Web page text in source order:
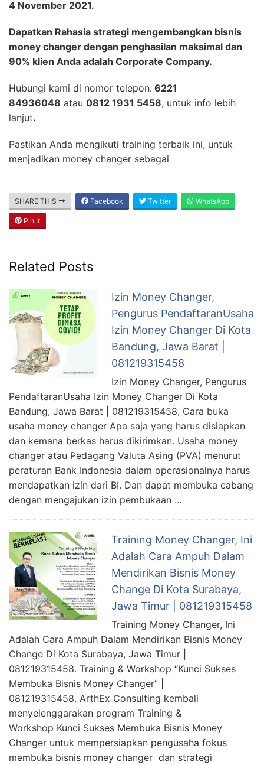
4 November 2021.
Dapatkan Rahasia strategi mengembangkan bisnis
money changer dengan penghasilan maksimal dan
90% klien Anda adalah Corporate Company.
Hubungi kami di nomor telepon: 6221
84936048 atau 0812 1931 5458, untuk info lebih
lanjut.
Pastikan Anda mengikuti training terbaik ini, untuk
menjadikan money changer sebagai
SHARE THIS Facebook Twitter WhatsApp
Pin It
Related Posts
Izin Money Changer,
Pengurus PendaftaranUsaha
Izin Money Changer Di Kota
Bandung, Jawa Barat |
081219315458
Izin Money Changer, Pengurus
PendaftaranUsaha Izin Money Changer Di Kota
Bandung, Jawa Barat | 081219315458, Cara buka
usaha money changer Apa saja yang harus disiapkan
dan kemana berkas harus dikirimkan. Usaha money
changer atau Pedagang Valuta Asing (PVA) menurut
peraturan Bank Indonesia dalam operasionalnya harus
mendapatkan izin dari BI. Dan dapat membuka cabang
dengan mengajukan izin pembukaan …
Training Money Changer, Ini
Adalah Cara Ampuh Dalam
Mendirikan Bisnis Money
Change Di Kota Surabaya,
Jawa Timur | 081219315458
Training Money Changer, Ini
Adalah Cara Ampuh Dalam Mendirikan Bisnis Money
Change Di Kota Surabaya, Jawa Timur |
081219315458. Training & Workshop “Kunci Sukses
Membuka Bisnis Money Changer” |
081219315458. ArthEx Consulting kembali
menyelenggarakan program Training &
Workshop Kunci Sukses Membuka Bisnis Money
Changer untuk mempersiapkan pengusaha fokus
membuka bisnis money changer dan strategi